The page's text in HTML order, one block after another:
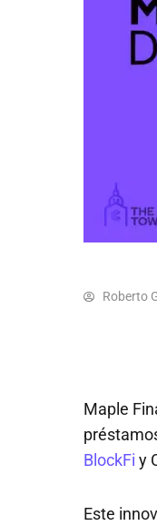
Roberto
Maple
BlockFi y
Este